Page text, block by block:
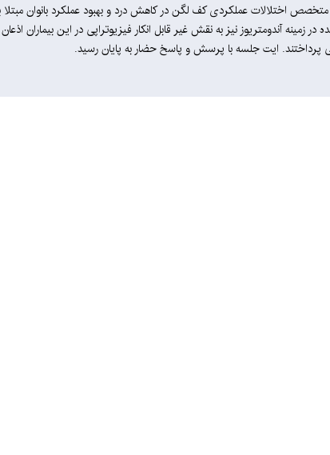
اختلالات عملکردی کف لگن در کاهش درد و بهبود عملکرد بانوان مبتلا
آندومتریوز نیز به نقش غیر قابل انکار فیزیوتراپی در این بیماران
پرداختند. ایت جلسه با پرسش و پاسخ حضار به پایان رسید.